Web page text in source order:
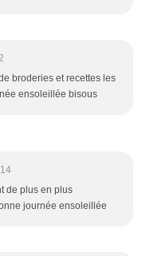
broderies et recettes les
ensoleillée bisous
de plus en plus
journée ensoleillée